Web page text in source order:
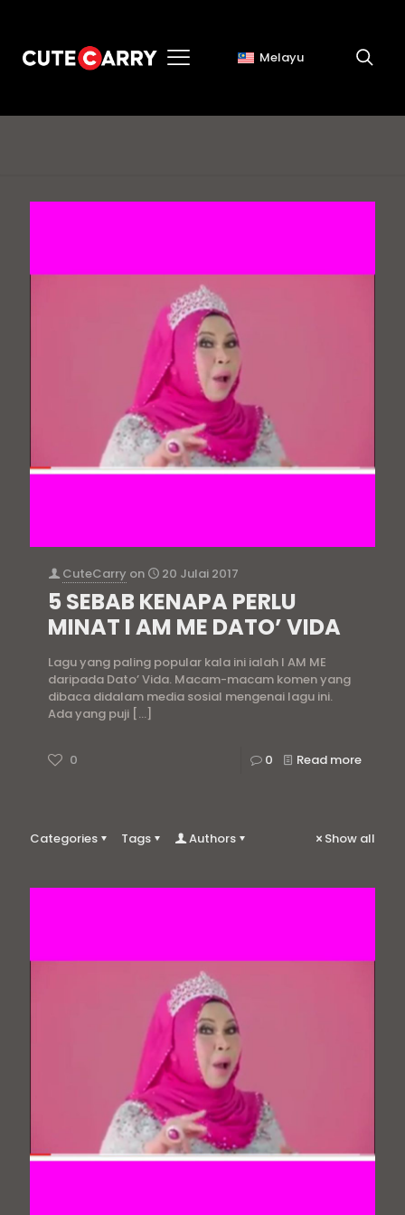
Melayu
CuteCarry on 20 Julai 2017
5 SEBAB KENAPA PERLU
MINAT I AM ME DATO’ VIDA
Lagu yang paling popular kala ini ialah I AM ME
daripada Dato’ Vida. Macam-macam komen yang
dibaca didalam media sosial mengenai lagu ini.
Ada yang puji […]
0 0 Read more
Categories Tags Authors Show all